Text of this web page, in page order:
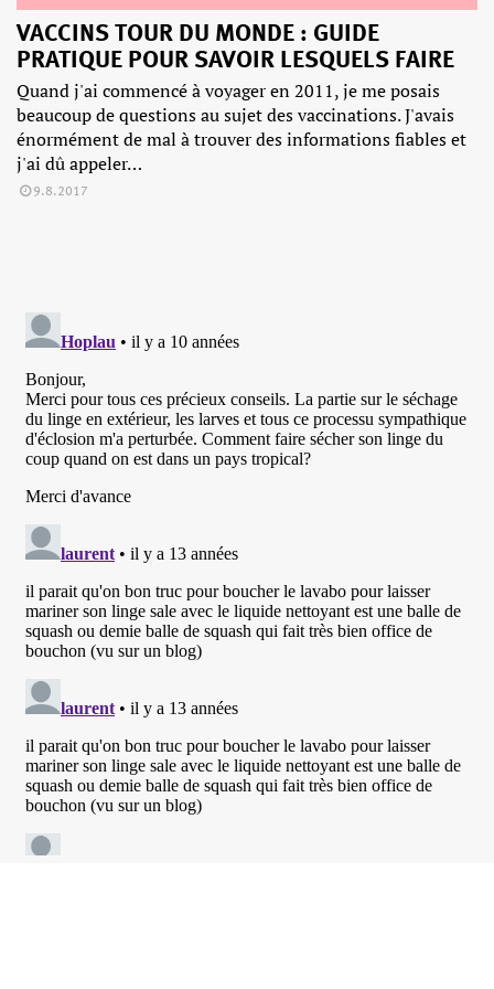
VACCINS TOUR DU MONDE : GUIDE
PRATIQUE POUR SAVOIR LESQUELS FAIRE
Quand j'ai commencé à voyager en 2011, je me posais
beaucoup de questions au sujet des vaccinations. J'avais
énormément de mal à trouver des informations fiables et
j'ai dû appeler…
9.8.2017